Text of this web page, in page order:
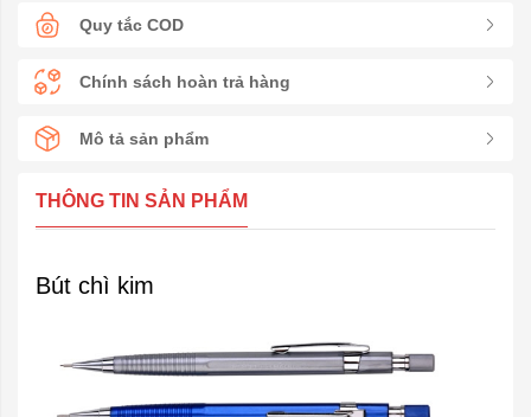
Quy tắc COD
Chính sách hoàn trả hàng
Mô tả sản phẩm
THÔNG TIN SẢN PHẨM
Bút chì kim